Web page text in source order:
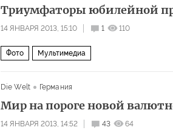
Триумфаторы юбилейной
14 ЯНВАРЯ 2013, 15:10 1 110
Фото Мультимедиа
Die Welt Германия
Мир на пороге новой
14 ЯНВАРЯ 2013, 14:52 43 64